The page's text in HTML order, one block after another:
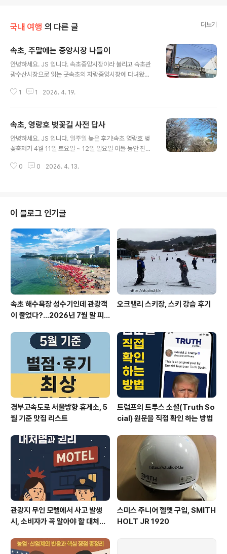
국내 여행 의 다른 글 더보기
속초, 주말에는 중앙시장 나들이
안녕하세요. JS 입니다. 속초중앙시장이라 불리고 속초관
광수산시장으로 읽는 곳속초의 자랑중앙시장에 다녀왔습
선 속초에 하나뿐이 없는 ABC-MART런닝화 하나 구입
옆으로 보면 있는 손만두가 진심인 장호덕 손만두고기만
두, 새우만두 포장바로 주문하면 저 주는데 6분이 걸립니
다. 조금 돌았다고 힘들어요.중앙시장에 있는 메가커피에
리입니다.만석닭강정, 중앙닭강정이 이 라인에 다 있습니
1 1 2026. 4. 19.
속초, 영랑호 벚꽃길 사전 답사
안녕하세요. JS 입니다. 일주일 늦은 후기!속초 영랑호 벚
꽃축제가 4월 11일 토요일 ~ 12일 일요일 이틀 동안 진행
사전 답사를 다녀왔어요.4월 6일 월요일 너무 일찍 왔나
었던 곳입니다.항상 둘이 함께 돌다 혼자 오니 서운 합니다.
익숙해지겠죠. 자전거 타고 돌면 항상 들러서 쉬는 포인트
충혈의 탑, 수반 산책길입니다.아들과 웃으며 이야기하며
걸었던 곳,산책하기 참 좋은 코스입니다. 영랑호 한 바퀴를
돌고 집으로 오는 길벚꽃이 이쁘게 피었습니다. 영랑호 벚
꽃축제사전 답사 후기를 마..
0 0 2026. 4. 13.
이 블로그 인기글
속초 해수욕장 성수기인데 관광객
이 줄었다?…2026년 7월 말 피
오크밸리 스키장, 스키 강습 후기
경부고속도로 서울방향 휴게소, 5
월 기준 맛집 리스트
트럼프의 트루스 소셜(Truth So
cial) 원문을 직접 확인 하는 방법
관광지 무인 모텔에서 사고 발생
시, 소비자가 꼭 알아야 할 대처법
스미스 주니어 헬멧 구입, SMITH
HOLT JR 1920